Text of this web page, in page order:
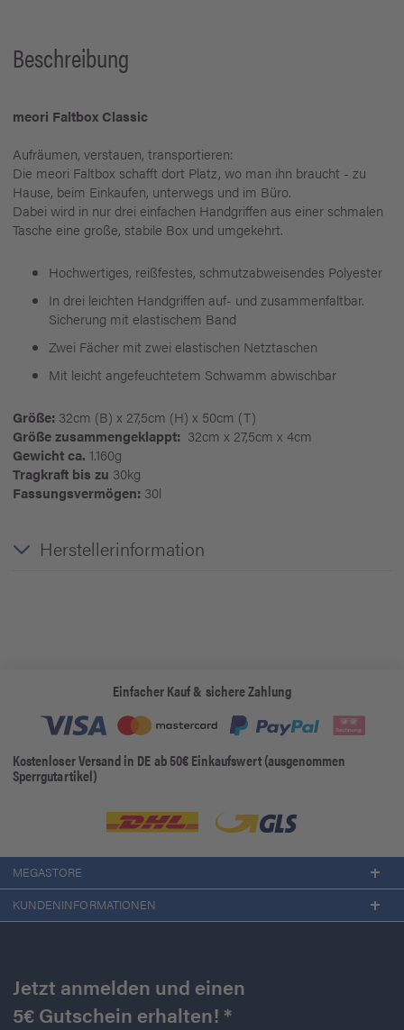
Beschreibung
meori Faltbox Classic
Aufräumen, verstauen, transportieren:
Die meori Faltbox schafft dort Platz, wo man ihn braucht - zu
Hause, beim Einkaufen, unterwegs und im Büro.
Dabei wird in nur drei einfachen Handgriffen aus einer schmalen
Tasche eine große, stabile Box und umgekehrt.
Hochwertiges, reißfestes, schmutzabweisendes Polyester
In drei leichten Handgriffen auf- und zusammenfaltbar.
Sicherung mit elastischem Band
Zwei Fächer mit zwei elastischen Netztaschen
Mit leicht angefeuchtetem Schwamm abwischbar
Größe: 32cm (B) x 27,5cm (H) x 50cm (T)
Größe zusammengeklappt: 32cm x 27,5cm x 4cm
Gewicht ca. 1.160g
Tragkraft bis zu 30kg
Fassungsvermögen: 30l
Herstellerinformation
Einfacher Kauf & sichere Zahlung
Kostenloser Versand in DE ab 50€ Einkaufswert (ausgenommen
Sperrgutartikel)
MEGASTORE
KUNDENINFORMATIONEN
Jetzt anmelden und einen
5€ Gutschein erhalten! *